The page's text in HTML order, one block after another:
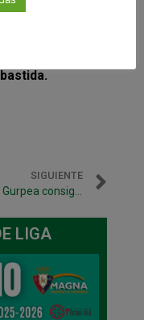
a las 15:00, y
SIGUIENTE
LIGA